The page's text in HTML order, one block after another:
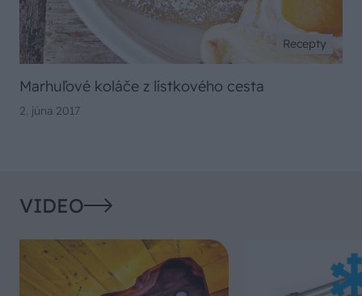
Recepty
Marhuľové koláče z lístkového cesta
2. júna 2017
VIDEO